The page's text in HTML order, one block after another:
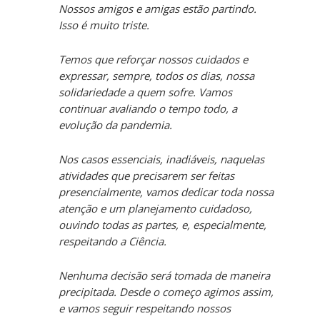
Nossos amigos e amigas estão partindo.
Isso é muito triste.
Temos que reforçar nossos cuidados e
expressar, sempre, todos os dias, nossa
solidariedade a quem sofre. Vamos
continuar avaliando o tempo todo, a
evolução da pandemia.
Nos casos essenciais, inadiáveis, naquelas
atividades que precisarem ser feitas
presencialmente, vamos dedicar toda nossa
atenção e um planejamento cuidadoso,
ouvindo todas as partes, e, especialmente,
respeitando a Ciência.
Nenhuma decisão será tomada de maneira
precipitada. Desde o começo agimos assim,
e vamos seguir respeitando nossos